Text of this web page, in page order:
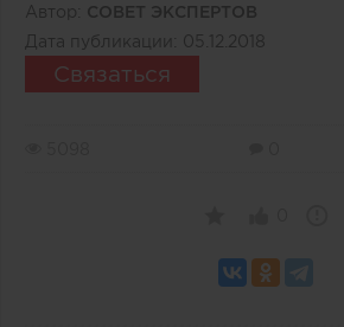
Автор: СОВЕТ ЭКСПЕРТОВ
Дата публикации: 05.12.2018
Связаться